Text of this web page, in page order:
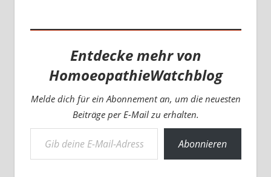
Entdecke mehr von
HomoeopathieWatchblog
Melde dich für ein Abonnement an, um die neuesten
Beiträge per E-Mail zu erhalten.
Gib deine E-Mail-Adresse ein ...
Abonnieren